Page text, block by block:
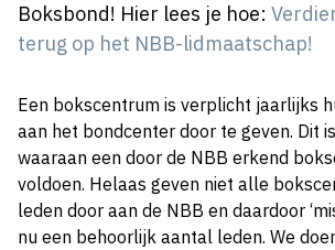
Boksbond! Hier lees je hoe:
terug op het NBB-lidmaatschap!
Een bokscentrum is verplicht jaarlijks
aan het bondcenter door te geven. Dit
waaraan een door de NBB erkend
voldoen. Helaas geven niet alle
leden door aan de NBB en daardoor
nu een behoorlijk aantal leden. We